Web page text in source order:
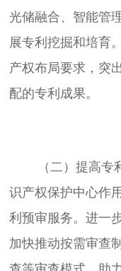
光储融合、智能管
展专利挖掘和培育
产权布局要求，突
识产权保护中心作
利预审服务。进一
加快推动按需审查